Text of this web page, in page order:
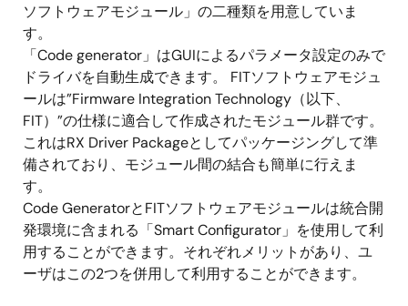
ソフトウェアモジュール」の二種類を用意していま
す。
「Code generator」はGUIによるパラメータ設定のみで
ドライバを自動生成できます。 FITソフトウェアモジュ
ールは”Firmware Integration Technology（以下、
FIT）”の仕様に適合して作成されたモジュール群です。
これはRX Driver Packageとしてパッケージングして準
備されており、モジュール間の結合も簡単に行えま
す。
Code GeneratorとFITソフトウェアモジュールは統合開
発環境に含まれる「Smart Configurator」を使用して利
用することができます。それぞれメリットがあり、ユ
ーザはこの2つを併用して利用することができます。